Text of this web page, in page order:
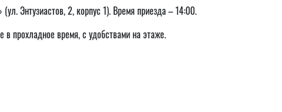
Энтузиастов, 2, корпус 1). Время приезда – 14:00.
прохладное время, с удобствами на этаже.